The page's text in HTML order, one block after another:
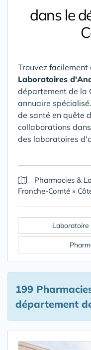
dans le
Trouvez facilement
Laboratoires
département de la
annuaire
de santé en quête
collaborations
des laboratoires
Pharmacies &
Franche-Comté »
Laboratoire
199
département